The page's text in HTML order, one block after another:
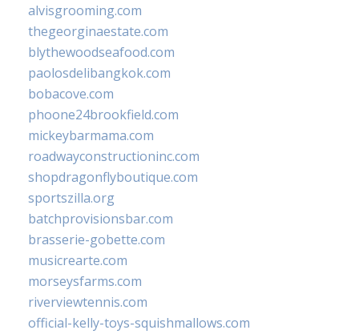
alvisgrooming.com
thegeorginaestate.com
blythewoodseafood.com
paolosdelibangkok.com
bobacove.com
phoone24brookfield.com
mickeybarmama.com
roadwayconstructioninc.com
shopdragonflyboutique.com
sportszilla.org
batchprovisionsbar.com
brasserie-gobette.com
musicrearte.com
morseysfarms.com
riverviewtennis.com
official-kelly-toys-squishmallows.com